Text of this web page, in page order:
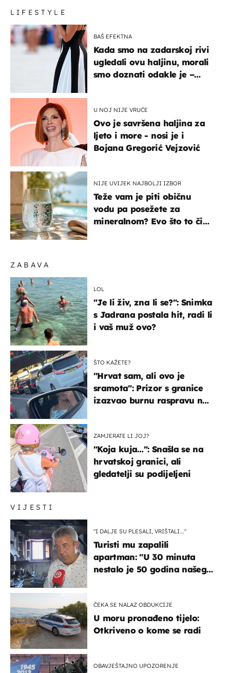
VIJESTI
"I DALJE SU PLESALI, VRIŠTALI..."
Turisti mu zapalili
apartman: "U 30 minuta
nestalo je 50 godina našeg
ČEKA SE NALAZ OBDUKCIJE
U moru pronađeno tijelo:
Otkriveno o kome se radi
OBAVJEŠTAJNO UPOZORENJE
ZABAVA
LOL
"Je li živ, zna li se?": Snimka
s Jadrana postala hit, radi li
i vaš muž ovo?
ŠTO KAŽETE?
"Hrvat sam, ali ovo je
sramota": Prizor s granice
izazvao burnu raspravu na
ZAMJERATE LI JOJ?
"Koja kuja…": Snašla se na
hrvatskoj granici, ali
gledatelji su podijeljeni
LIFESTYLE
BAŠ EFEKTNA
Kada smo na zadarskoj rivi
ugledali ovu haljinu, morali
smo doznati odakle je –
U NOJ NIJE VRUĆE
Ovo je savršena haljina za
ljeto i more - nosi je i
Bojana Gregorić Vejzović
NIJE UVIJEK NAJBOLJI IZBOR
Teže vam je piti običnu
vodu pa posežete za
mineralnom? Evo što to čini